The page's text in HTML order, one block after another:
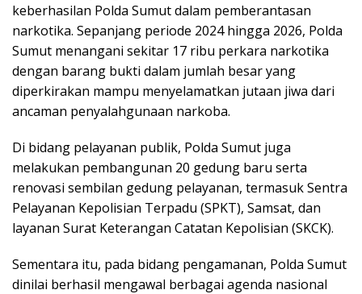
keberhasilan Polda Sumut dalam pemberantasan
narkotika. Sepanjang periode 2024 hingga 2026, Polda
Sumut menangani sekitar 17 ribu perkara narkotika
dengan barang bukti dalam jumlah besar yang
diperkirakan mampu menyelamatkan jutaan jiwa dari
ancaman penyalahgunaan narkoba.
Di bidang pelayanan publik, Polda Sumut juga
melakukan pembangunan 20 gedung baru serta
renovasi sembilan gedung pelayanan, termasuk Sentra
Pelayanan Kepolisian Terpadu (SPKT), Samsat, dan
layanan Surat Keterangan Catatan Kepolisian (SKCK).
Sementara itu, pada bidang pengamanan, Polda Sumut
dinilai berhasil mengawal berbagai agenda nasional